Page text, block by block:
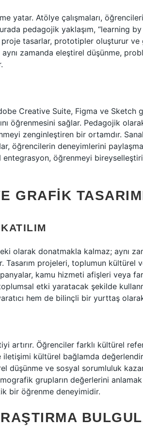
yatar. Atölye çalışmaları,
pedagojik yaklaşım, “learning
tasarlar, prototipler oluşturur ve
zamanda eleştirel düşünme,
Creative Suite, Figma ve Sketch
öğrenmesini sağlar. Pedagojik
zenginleştiren bir ortamdır. Sanal
öğrencilerin deneyimlerini
öğrenmeyi
GRAFIK
olarak donatmakla kalmaz; aynı
Tasarım projeleri, toplumun kültürel
kamu hizmeti afişleri veya
etki yaratacak şekilde
hem de bilinçli bir yurttaş
artırır. Öğrenciler farklı kültürel
kültürel bağlamda
ve sosyal sorumluluk
grupların değerlerini
bir öğrenme deneyimidir.